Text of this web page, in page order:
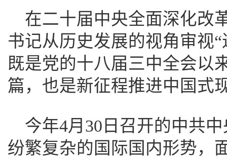
在二十届中央全面深化改
书记从历史发展的视角审视
既是党的十八届三中全会以
篇，也是新征程推进中国式
今年4月30日召开的中共
纷繁复杂的国际国内形势，